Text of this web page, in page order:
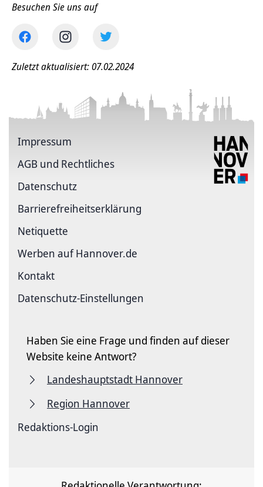
Besuchen Sie uns auf
Zuletzt aktualisiert: 07.02.2024
Impressum
AGB und Rechtliches
Datenschutz
Barriere­freiheits­erklärung
Netiquette
Werben auf Hannover.de
Kontakt
Datenschutz-Einstellungen
Haben Sie eine Frage und finden auf dieser
Website keine Antwort?
Landeshauptstadt Hannover
Region Hannover
Redaktions-Login